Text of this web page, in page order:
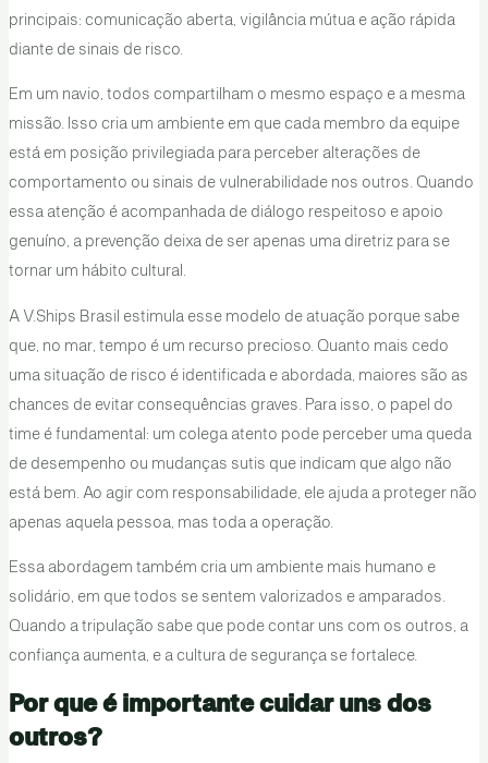
principais: comunicação aberta, vigilância mútua e ação rápida
diante de sinais de risco.
Em um navio, todos compartilham o mesmo espaço e a mesma
missão. Isso cria um ambiente em que cada membro da equipe
está em posição privilegiada para perceber alterações de
comportamento ou sinais de vulnerabilidade nos outros. Quando
essa atenção é acompanhada de diálogo respeitoso e apoio
genuíno, a prevenção deixa de ser apenas uma diretriz para se
tornar um hábito cultural.
A V.Ships Brasil estimula esse modelo de atuação porque sabe
que, no mar, tempo é um recurso precioso. Quanto mais cedo
uma situação de risco é identificada e abordada, maiores são as
chances de evitar consequências graves. Para isso, o papel do
time é fundamental: um colega atento pode perceber uma queda
de desempenho ou mudanças sutis que indicam que algo não
está bem. Ao agir com responsabilidade, ele ajuda a proteger não
apenas aquela pessoa, mas toda a operação.
Essa abordagem também cria um ambiente mais humano e
solidário, em que todos se sentem valorizados e amparados.
Quando a tripulação sabe que pode contar uns com os outros, a
confiança aumenta, e a cultura de segurança se fortalece.
Por que é importante cuidar uns dos
outros?